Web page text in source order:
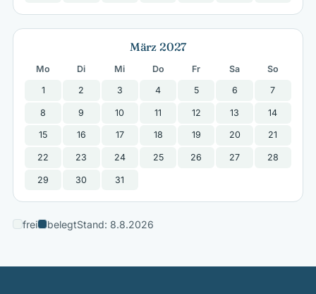
März 2027
Mo Di Mi Do Fr Sa
So
1
2 3 4 5 6 7
8 9 10 11 12 13 14
15 16 17 18 19 20 21
22 23 24 25 26 27 28
29 30 31
frei belegtStand: 8.8.2026